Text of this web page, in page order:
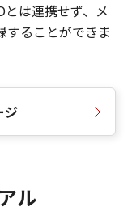
は連携せず、メ
することができま
ジ
ル